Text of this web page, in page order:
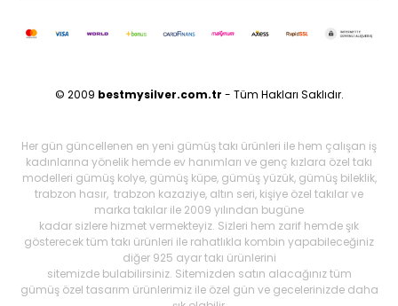
© 2009 bestmysilver.com.tr - Tüm Hakları Saklıdır.
Her gün güncellenen en yeni gümüş takı ürünleri ile hem çalışan iş
kadınlarına yönelik hemde ev hanımları ve genç kızlara özel takı
modelleri gümüş kolye, gümüş küpe, gümüş yüzük, gümüş bileklik,
trabzon hasır, trabzon kazaziye, altın seri, kişiye özel takılar ve
marka takılar ile 2009 yılından bugüne
kadar sizlere hizmet vermekteyiz. Sizleri hem zarif hemde şık
gösterecek tüm takı ürünleri ile rahatlıkla kombin yapabileceğiniz
diğer 925 ayar takı ürünlerini
sitemizde bulabilirsiniz. Sitemizden satın alacağınız tüm
gümüş özel tasarım ürünlerimiz ile özel gün ve gecelerinizde daha